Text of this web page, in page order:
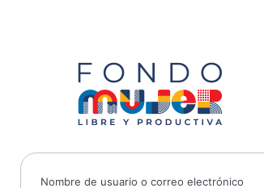
Nombre de usuario o correo electrónico